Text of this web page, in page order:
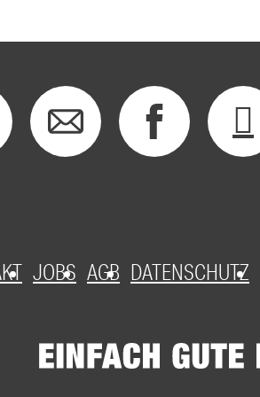
JOBS AGB DATENSCHUTZ